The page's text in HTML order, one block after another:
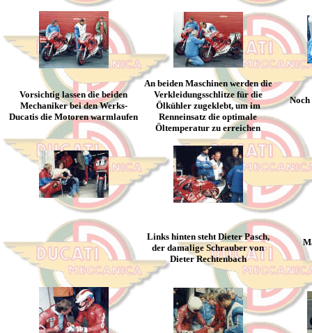
Vorsichtig lassen die beiden
Mechaniker bei den Werks-
Ducatis die Motoren warmlaufen
An beiden Maschinen werden die
Verkleidungsschlitze für die
Ölkühler zugeklebt, um im
Renneinsatz die optimale
Öltemperatur zu erreichen
Noch
Links hinten steht Dieter Pasch,
der damalige Schrauber von
Dieter Rechtenbach